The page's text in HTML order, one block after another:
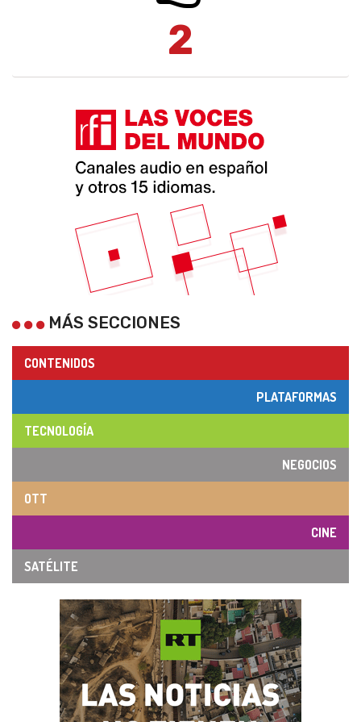
2
MÁS SECCIONES
CONTENIDOS
PLATAFORMAS
TECNOLOGÍA
NEGOCIOS
OTT
CINE
SATÉLITE